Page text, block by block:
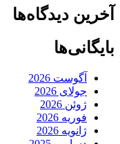
آخرین دیدگاه‌ها
بایگانی‌ها
آگوست 2026
جولای 2026
ژوئن 2026
فوریه 2026
ژانویه 2026